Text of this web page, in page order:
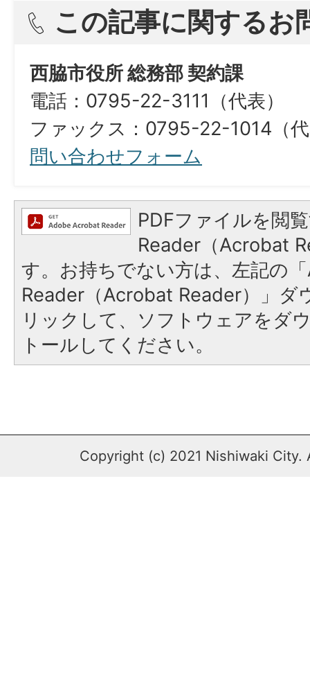
この記事に関するお
西脇市役所 総務部 契約課
電話：0795-22-3111（代表）
ファックス：0795-22-1014（
問い合わせフォーム
PDFファイルを閲
Reader（Acrobat
す。お持ちでない方は、左記の
Reader（Acrobat Reader）」ダ
リックして、ソフトウェアをダ
トールしてください。
Copyright (c) 2021 Nishiwaki City.